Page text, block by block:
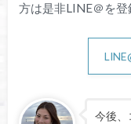
方は是非LINE＠を登
今後、